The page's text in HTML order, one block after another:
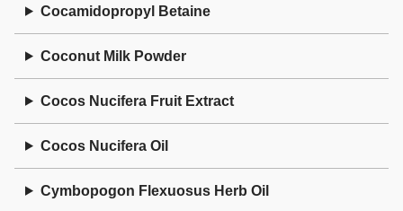
Cocamidopropyl Betaine
Coconut Milk Powder
Cocos Nucifera Fruit Extract
Cocos Nucifera Oil
Cymbopogon Flexuosus Herb Oil